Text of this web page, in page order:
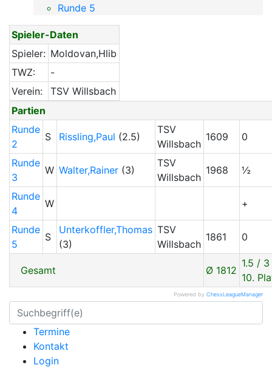
Runde 5
Spieler-Daten
Spieler: Moldovan,Hlib
TWZ:
-
Verein:
TSV Willsbach
Partien
Runde
2
S Rissling,Paul (2.5)
TSV
Willsbach
1609 0
Runde
3
W Walter,Rainer (3)
TSV
Willsbach
1968 ½
Runde
4
W +
Runde
5
S
Unterkoffler,Thomas
(3)
TSV
Willsbach
1861 0
Gesamt Ø 1812
1.5 / 3
10.
Powered by ChessLeagueManager
Termine
Kontakt
Login